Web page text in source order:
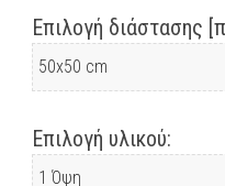
Επιλογή διάστασης
Επιλογή υλικού: